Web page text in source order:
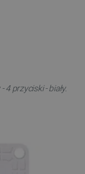
4 przyciski - biały.